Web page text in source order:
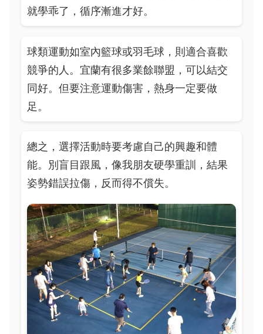
就學乖了，循序漸進才好。
球類運動如室內籃球或羽毛球，則適合喜歡
競爭的人。宜蘭有很多業餘聯盟，可以結交
同好。但要注意運動傷害，熱身一定要做
足。
總之，選擇活動時要考慮自己的興趣和體
能。別盲目跟風，像我朋友硬學重訓，結果
姿勢錯誤拉傷，反而得不償失。